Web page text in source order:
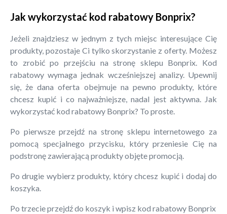
Jak wykorzystać kod rabatowy Bonprix?
Jeżeli znajdziesz w jednym z tych miejsc interesujące Cię
produkty, pozostaje Ci tylko skorzystanie z oferty. Możesz
to zrobić po przejściu na stronę sklepu Bonprix. Kod
rabatowy wymaga jednak wcześniejszej analizy. Upewnij
się, że dana oferta obejmuje na pewno produkty, które
chcesz kupić i co najważniejsze, nadal jest aktywna. Jak
wykorzystać kod rabatowy Bonprix? To proste.
Po pierwsze przejdź na stronę sklepu internetowego za
pomocą specjalnego przycisku, który przeniesie Cię na
podstronę zawierającą produkty objęte promocją.
Po drugie wybierz produkty, który chcesz kupić i dodaj do
koszyka.
Po trzecie przejdź do koszyk i wpisz kod rabatowy Bonprix